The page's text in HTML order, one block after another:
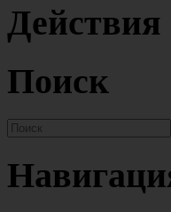
Действия
Поиск